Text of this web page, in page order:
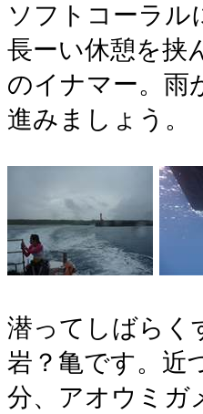
ソフトコーラル
長ーい休憩を挟
のイナマー。雨
進みましょう。
潜ってしばらく
岩？亀です。近
分、アオウミガ